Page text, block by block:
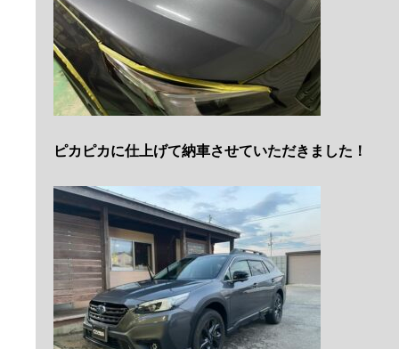
ピカピカに仕上げて納車させていただきました！